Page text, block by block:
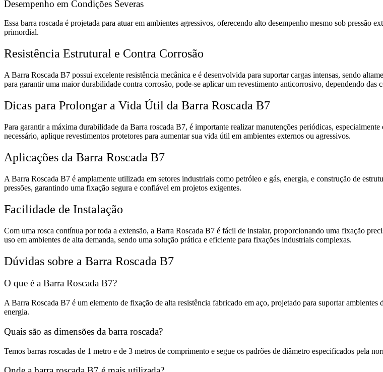
Desempenho em Condições Severas
Essa barra roscada é projetada para atuar em ambientes agressivos, oferecendo alto desempenho mesmo sob
primordial.
Resistência Estrutural e Contra Corrosão
A Barra Roscada B7 possui excelente resistência mecânica e é desenvolvida para suportar cargas intensas, sendo
para garantir uma maior durabilidade contra corrosão, pode-se aplicar um revestimento anticorrosivo, dependendo das
Dicas para Prolongar a Vida Útil da Barra Roscada B7
Para garantir a máxima durabilidade da Barra roscada B7, é importante realizar manutenções periódicas,
necessário, aplique revestimentos protetores para aumentar sua vida útil em ambientes externos ou agressivos.
Aplicações da Barra Roscada B7
A Barra Roscada B7 é amplamente utilizada em setores industriais como petróleo e gás, energia, e construção de
pressões, garantindo uma fixação segura e confiável em projetos exigentes.
Facilidade de Instalação
Com uma rosca contínua por toda a extensão, a Barra Roscada B7 é fácil de instalar, proporcionando uma fixação
uso em ambientes de alta demanda, sendo uma solução prática e eficiente para fixações industriais complexas.
Dúvidas sobre a Barra Roscada B7
O que é a Barra Roscada B7?
A Barra Roscada B7 é um elemento de fixação de alta resistência fabricado em aço, projetado para suportar
energia.
Quais são as dimensões da barra roscada?
Temos barras roscadas de 1 metro e de 3 metros de comprimento e segue os padrões de diâmetro especificados pela